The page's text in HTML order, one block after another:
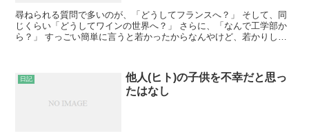
尋ねられる質問で多いのが、「どうしてフランスへ？」 そして、同
じくらい「どうしてワインの世界へ？」 さらに、「なんで工学部か
ら？」 すっごい簡単に言うと若かったからなんやけど、若かりし頃
日記
他人(ヒト)の子供を不幸だと思っ
たはなし